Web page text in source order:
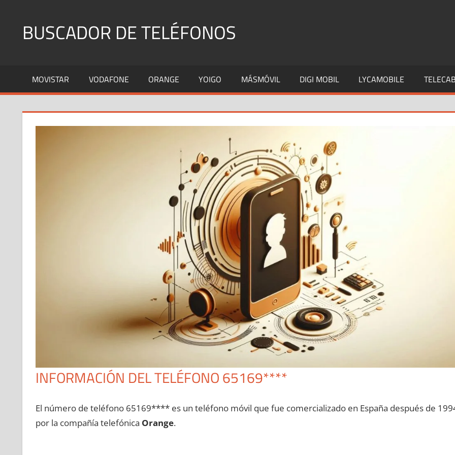
contenidoBUSCADOR DE TELÉFONOS
Fijos
y
MOVISTAR VODAFONE ORANGE YOIGO MÁSMÓVIL DIGI MOBIL LYCAMOBILE
INFORMACIÓN DEL TELÉFONO 65169****
El número dе teléfono 65169**** es un teléfono móvil quе fue comercializado en España después dе
pοr la compañía telefónica Orange.